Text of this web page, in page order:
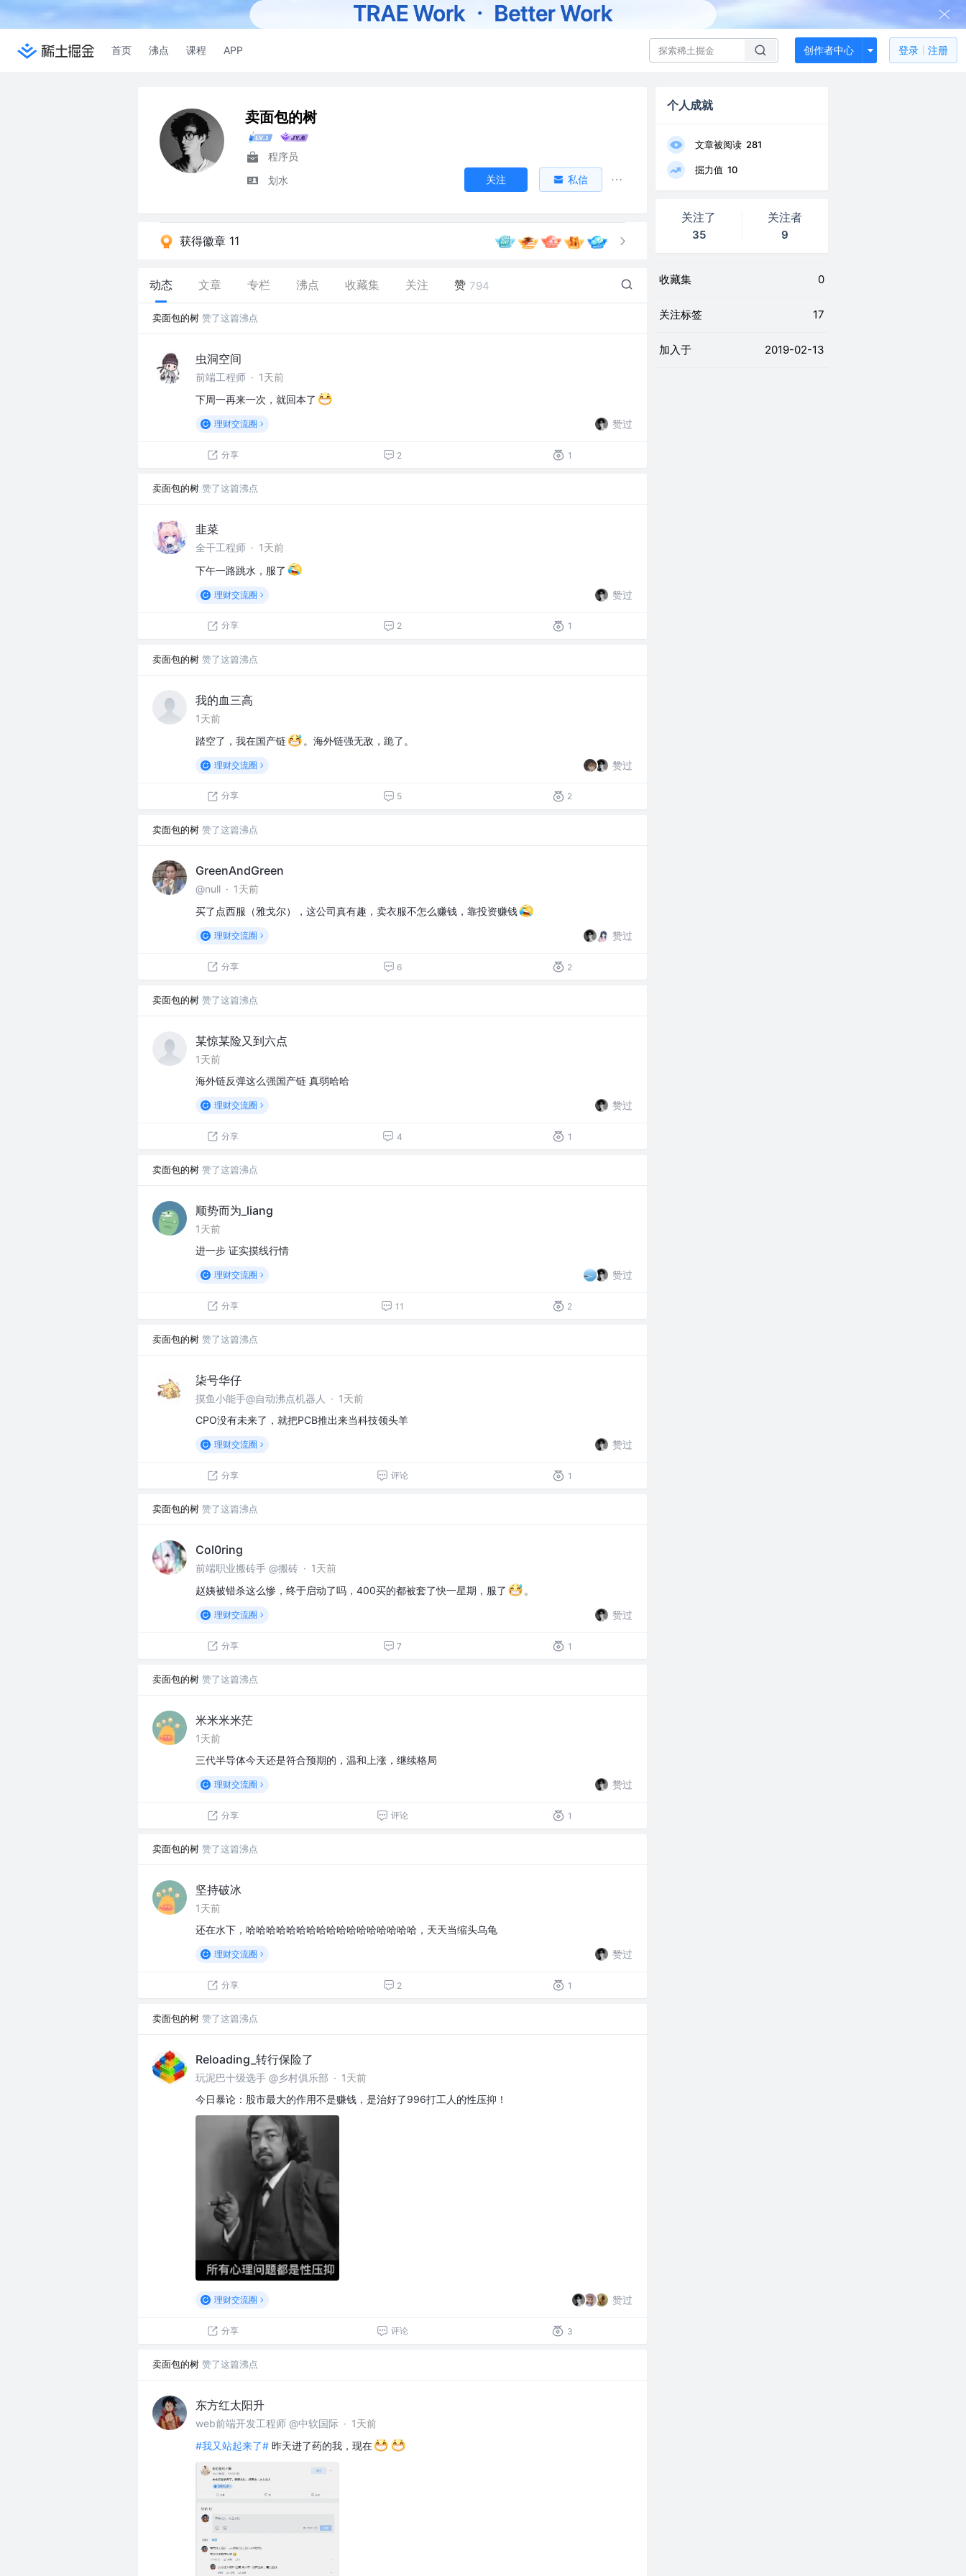
首页 沸点 课程 APP 创作者中心 登录 注册
卖面包的树
程序员
划水
关注 私信
获得徽章 11
动态 文章 专栏 沸点 收藏集 关注 赞 794
卖面包的树 赞了这篇沸点
虫洞空间
前端工程师 · 1天前
下周一再来一次，就回本了
理财交流圈 赞过
分享 2 1
卖面包的树 赞了这篇沸点
韭菜
全干工程师 · 1天前
下午一路跳水，服了
理财交流圈 赞过
分享 2 1
卖面包的树 赞了这篇沸点
我的血三高
1天前
踏空了，我在国产链
。海外链强无敌，跪了。
理财交流圈 赞过
分享 5 2
卖面包的树 赞了这篇沸点
GreenAndGreen
@null · 1天前
买了点西服（雅戈尔），这公司真有趣，卖衣服不怎么赚钱，靠投资赚钱
理财交流圈 赞过
分享 6 2
卖面包的树 赞了这篇沸点
某惊某险又到六点
1天前
海外链反弹这么强国产链 真弱哈哈
理财交流圈 赞过
分享 4 1
卖面包的树 赞了这篇沸点
顺势而为_liang
1天前
进一步 证实摸线行情
理财交流圈 赞过
分享 11 2
卖面包的树 赞了这篇沸点
柒号华仔
摸鱼小能手@自动沸点机器人 · 1天前
CPO没有未来了，就把PCB推出来当科技领头羊
理财交流圈 赞过
分享 评论 1
卖面包的树 赞了这篇沸点
Col0ring
前端职业搬砖手 @搬砖 · 1天前
赵姨被错杀这么惨，终于启动了吗，400买的都被套了快一星期，服了
。
理财交流圈 赞过
分享 7 1
卖面包的树 赞了这篇沸点
米米米米茫
1天前
三代半导体今天还是符合预期的，温和上涨，继续格局
理财交流圈 赞过
分享 评论 1
卖面包的树 赞了这篇沸点
坚持破冰
1天前
还在水下，哈哈哈哈哈哈哈哈哈哈哈哈哈哈哈哈哈，天天当缩头乌龟
理财交流圈 赞过
分享 2 1
卖面包的树 赞了这篇沸点
Reloading_转行保险了
玩泥巴十级选手 @乡村俱乐部 · 1天前
今日暴论：股市最大的作用不是赚钱，是治好了996打工人的性压抑！
理财交流圈 赞过
分享 评论 3
卖面包的树 赞了这篇沸点
东方红太阳升
web前端开发工程师 @中软国际 · 1天前
#我又站起来了# 昨天进了药的我，现在
个人成就
文章被阅读 281
掘力值 10
关注了
35
关注者
9
收藏集 0
关注标签 17
加入于 2019-02-13